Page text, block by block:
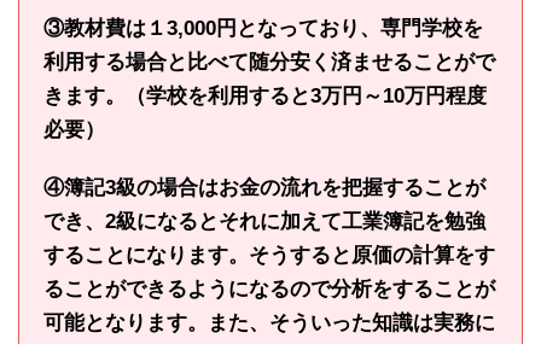
③教材費は１3,000円となっており、専門学校を
利用する場合と比べて随分安く済ませることがで
きます。（学校を利用すると3万円～10万円程度
必要）
④簿記3級の場合はお金の流れを把握することが
でき、2級になるとそれに加えて工業簿記を勉強
することになります。そうすると原価の計算をす
ることができるようになるので分析をすることが
可能となります。また、そういった知識は実務に